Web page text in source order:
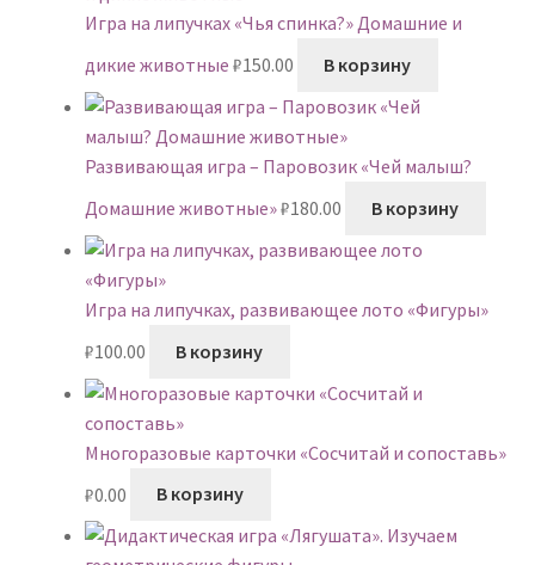
Игра на липучках «Чья спинка?» Домашние и
дикие животные ₽150.00 В корзину
Развивающая игра – Паровозик «Чей малыш?
Домашние животные»₽180.00 В корзину
Игра на липучках, развивающее лото «Фигуры»
₽100.00 В корзину
Многоразовые карточки «Сосчитай и сопоставь»
₽0.00 В корзину